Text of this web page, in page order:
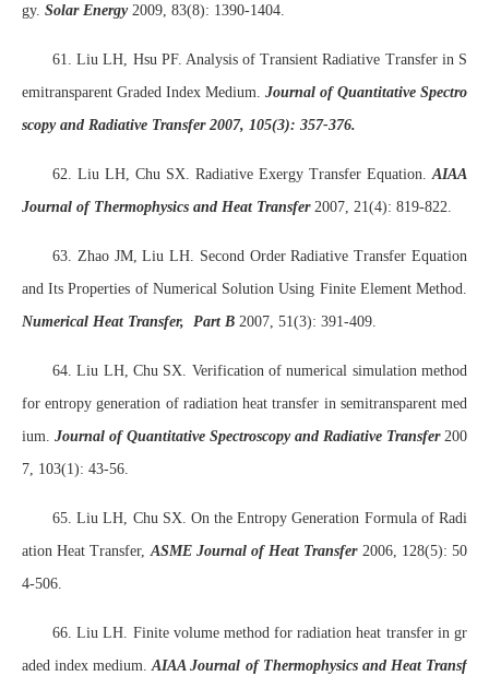
gy. Solar Energy 2009, 83(8): 1390-1404.
61. Liu LH, Hsu PF. Analysis of Transient Radiative Transfer in S
emitransparent Graded Index Medium. Journal of Quantitative Spectro
scopy and Radiative Transfer 2007, 105(3): 357-376.
62. Liu LH, Chu SX. Radiative Exergy Transfer Equation. AIAA
Journal of Thermophysics and Heat Transfer 2007, 21(4): 819-822.
63. Zhao JM, Liu LH. Second Order Radiative Transfer Equation
and Its Properties of Numerical Solution Using Finite Element Method.
Numerical Heat Transfer, Part B 2007, 51(3): 391-409.
64. Liu LH, Chu SX. Verification of numerical simulation method
for entropy generation of radiation heat transfer in semitransparent med
ium. Journal of Quantitative Spectroscopy and Radiative Transfer200
7, 103(1): 43-56.
65. Liu LH, Chu SX. On the Entropy Generation Formula of Radi
ation Heat Transfer, ASME Journal of Heat Transfer 2006, 128(5): 50
4-506.
66. Liu LH. Finite volume method for radiation heat transfer in gr
aded index medium.AIAA Journal of Thermophysics and Heat Transf